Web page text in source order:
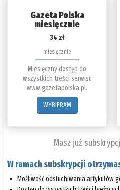
Gazeta Polska
miesięcznie
34 zł
miesięcznie
Miesięczny dostęp do
wszystkich treści serwisu
www.gazetapolska.pl.
WYBIERAM
Masz już
W ramach subskrypcji
Możliwość odsłuchiwania artykułów